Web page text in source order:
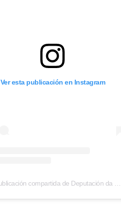
Ver esta publicación en Instagram